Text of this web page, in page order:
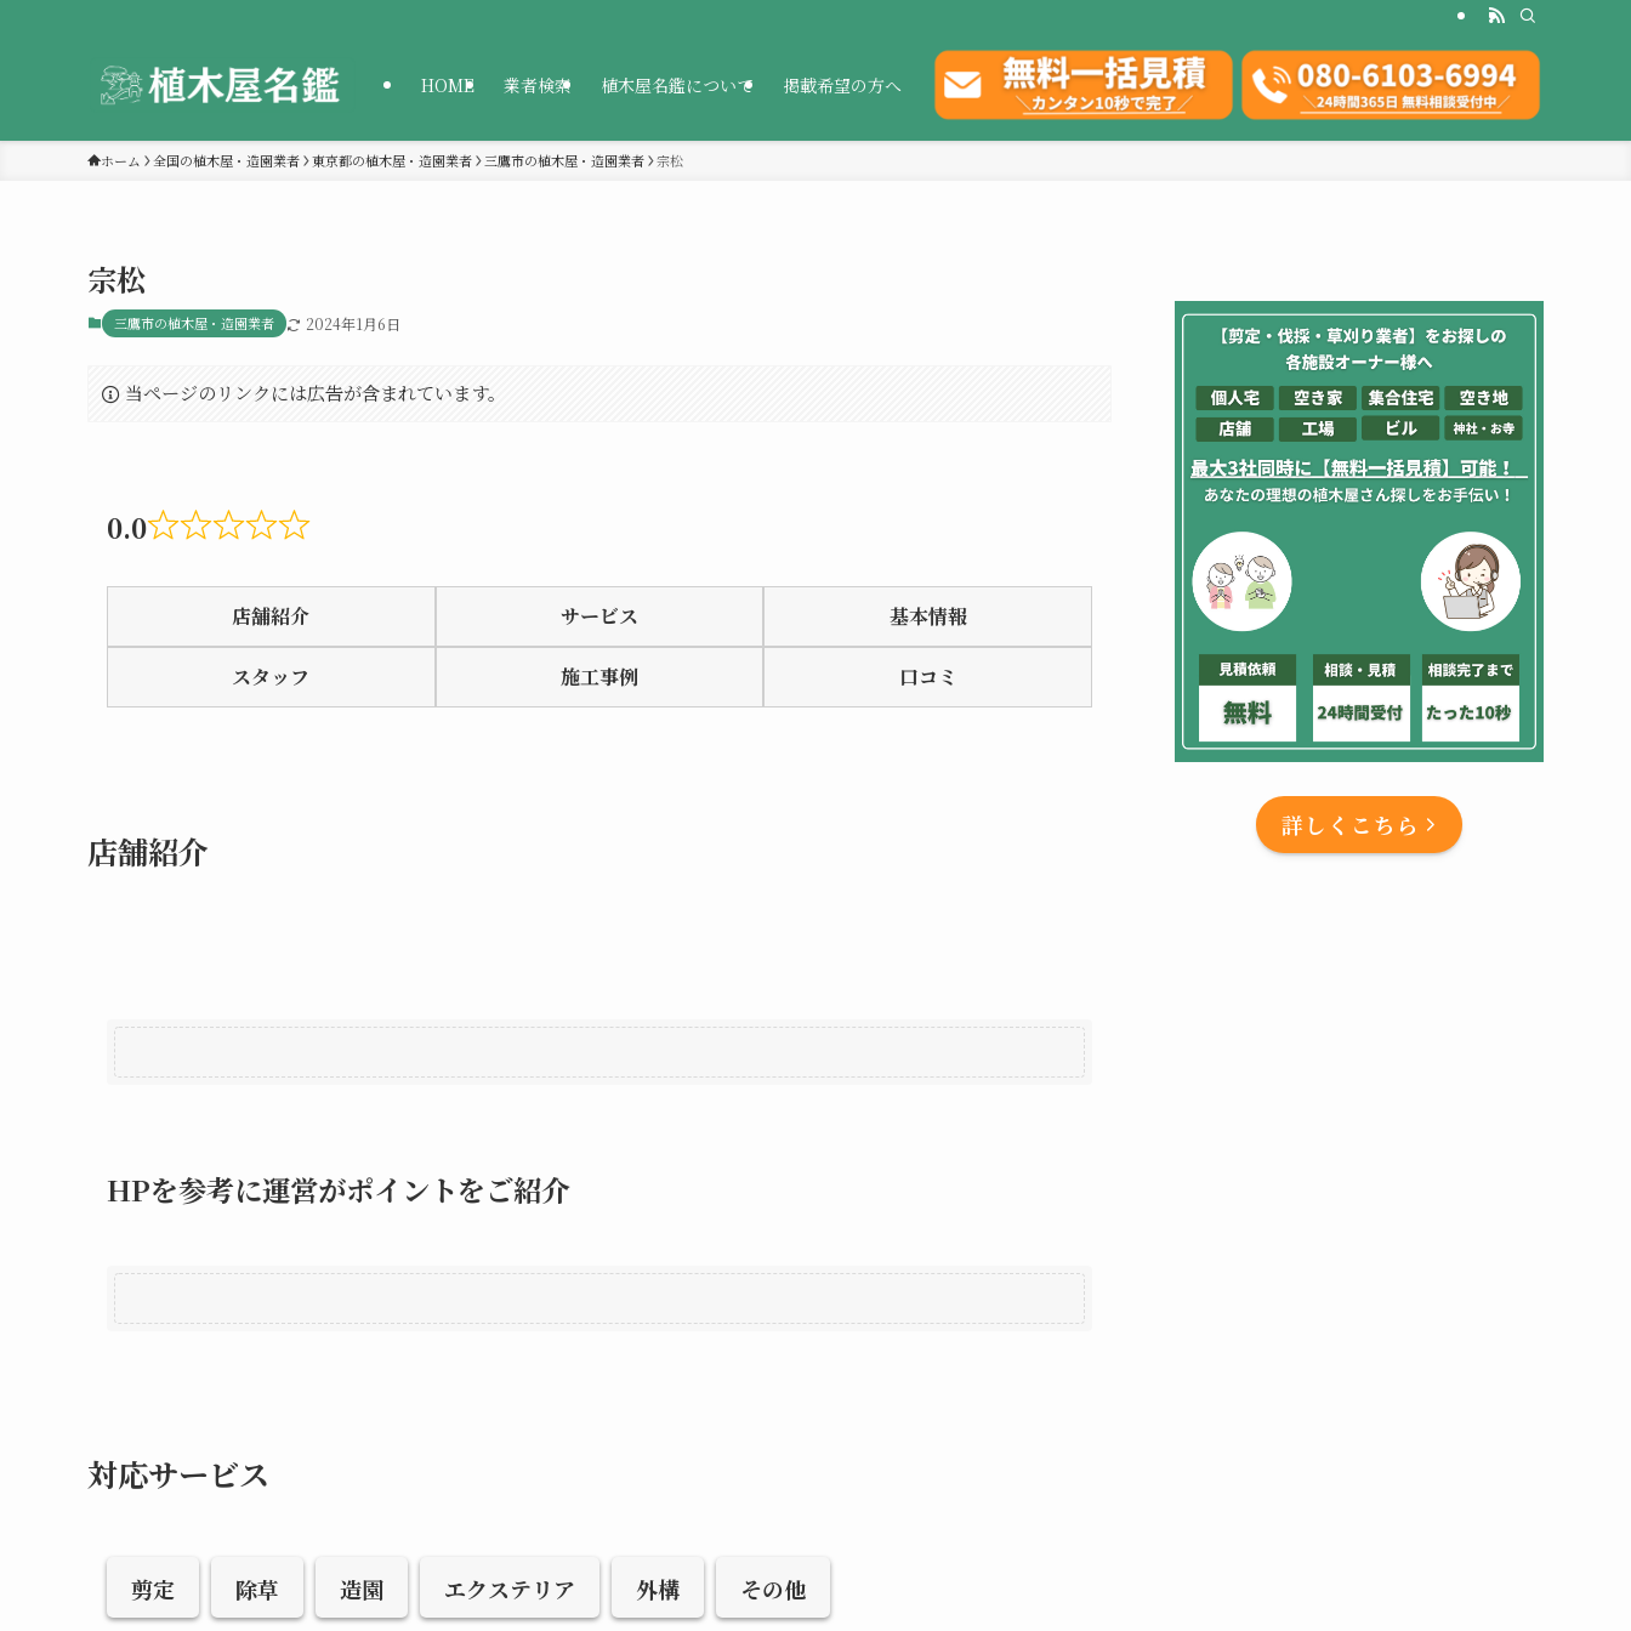
HOME 業者検索 植木屋名鑑について 掲載希望の方へ
ホーム 全国の植木屋・造園業者 東京都の植木屋・造園業者 三鷹市の植木屋・造園業者 宗松
宗松
三鷹市の植木屋・造園業者 2024年1月6日
当ページのリンクには広告が含まれています。
0.0
Rated
0.0
out
of
5
店舗紹介 サービス 基本情報
スタッフ 施工事例 口コミ
店舗紹介
HPを参考に運営がポイントをご紹介
対応サービス
剪定 除草 造園 エクステリア 外構 その他
詳しくこちら